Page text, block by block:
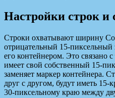
Настройки строк и
Строки охватывают ширину
отрицательный 15-пиксельный
его контейнером. Это связано
имеет свой собственный 15-
заменяет маркер контейнера.
друг с другом, будут иметь 15-
30-пиксельному краю между